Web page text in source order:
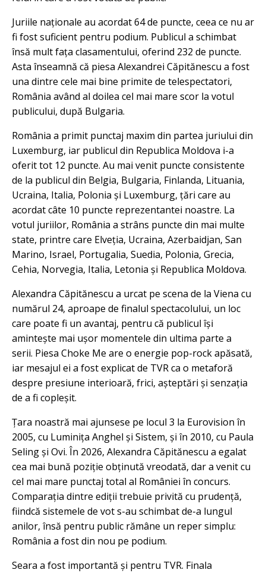
Juriile naționale au acordat 64 de puncte, ceea ce nu ar
fi fost suficient pentru podium. Publicul a schimbat
însă mult fața clasamentului, oferind 232 de puncte.
Asta înseamnă că piesa Alexandrei Căpitănescu a fost
una dintre cele mai bine primite de telespectatori,
România având al doilea cel mai mare scor la votul
publicului, după Bulgaria.
România a primit punctaj maxim din partea juriului din
Luxemburg, iar publicul din Republica Moldova i-a
oferit tot 12 puncte. Au mai venit puncte consistente
de la publicul din Belgia, Bulgaria, Finlanda, Lituania,
Ucraina, Italia, Polonia și Luxemburg, țări care au
acordat câte 10 puncte reprezentantei noastre. La
votul juriilor, România a strâns puncte din mai multe
state, printre care Elveția, Ucraina, Azerbaidjan, San
Marino, Israel, Portugalia, Suedia, Polonia, Grecia,
Cehia, Norvegia, Italia, Letonia și Republica Moldova.
Alexandra Căpitănescu a urcat pe scena de la Viena cu
numărul 24, aproape de finalul spectacolului, un loc
care poate fi un avantaj, pentru că publicul își
amintește mai ușor momentele din ultima parte a
serii. Piesa Choke Me are o energie pop-rock apăsată,
iar mesajul ei a fost explicat de TVR ca o metaforă
despre presiune interioară, frici, așteptări și senzația
de a fi copleșit.
Țara noastră mai ajunsese pe locul 3 la Eurovision în
2005, cu Luminița Anghel și Sistem, și în 2010, cu Paula
Seling și Ovi. În 2026, Alexandra Căpitănescu a egalat
cea mai bună poziție obținută vreodată, dar a venit cu
cel mai mare punctaj total al României în concurs.
Comparația dintre ediții trebuie privită cu prudență,
fiindcă sistemele de vot s-au schimbat de-a lungul
anilor, însă pentru public rămâne un reper simplu:
România a fost din nou pe podium.
Seara a fost importantă și pentru TVR. Finala